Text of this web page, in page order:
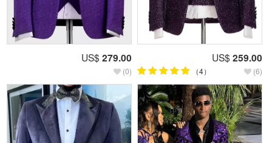
US$ 279.00
(0)
US$ 259.00
（4） (6)